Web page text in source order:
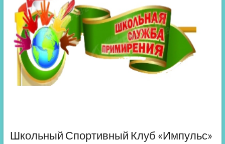
Школьный Спортивный Клуб «Импульс»